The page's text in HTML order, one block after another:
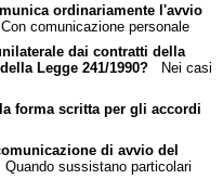
ordinariamente l'avvio
comunicazione personale
dai contratti della
Legge 241/1990?Nei casi
forma scritta per gli accordi
di avvio del
sussistano particolari